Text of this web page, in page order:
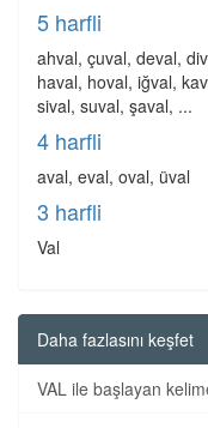
5 harfli
ahval, çuval, deval,
haval, hoval, iğval,
sival, suval, şaval, ...
4 harfli
aval, eval, oval, üval
3 harfli
Val
Daha fazlasını keşfet
VAL ile başlayan